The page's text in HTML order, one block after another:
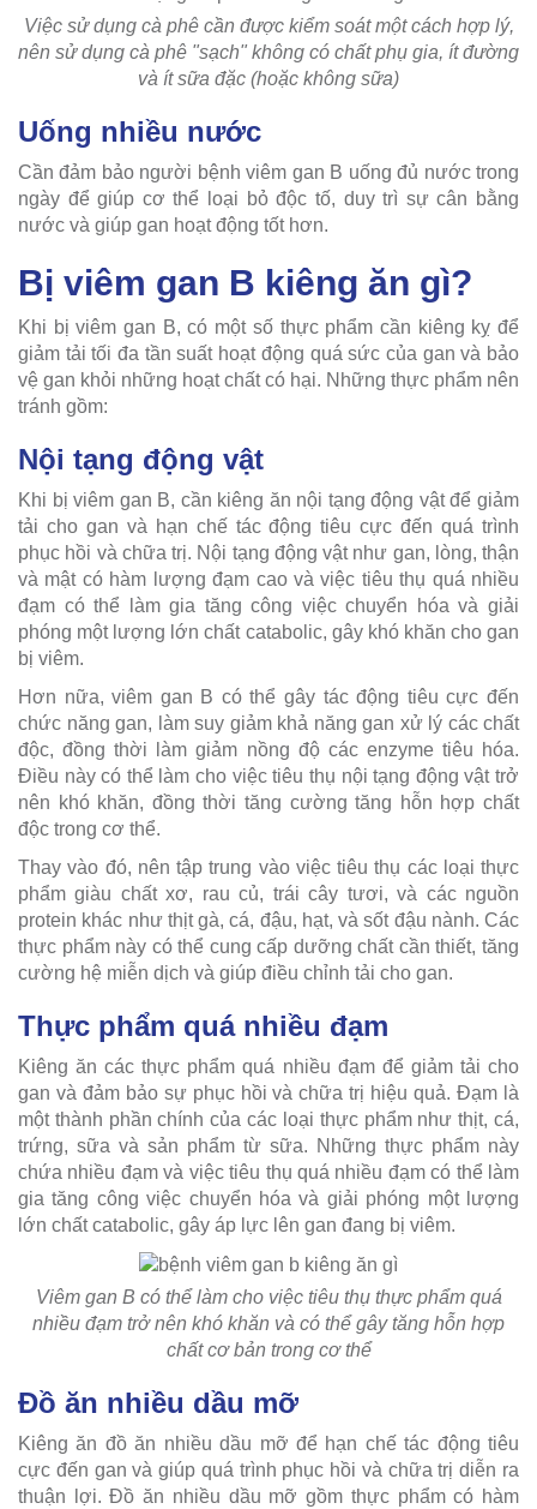
Việc sử dụng cà phê cần được kiểm soát một cách hợp lý,
nên sử dụng cà phê "sạch" không có chất phụ gia, ít đường
và ít sữa đặc (hoặc không sữa)
Uống nhiều nước
Cần đảm bảo người bệnh viêm gan B uống đủ nước trong
ngày để giúp cơ thể loại bỏ độc tố, duy trì sự cân bằng
nước và giúp gan hoạt động tốt hơn.
Bị viêm gan B kiêng ăn gì?
Khi bị viêm gan B, có một số thực phẩm cần kiêng kỵ để
giảm tải tối đa tần suất hoạt động quá sức của gan và bảo
vệ gan khỏi những hoạt chất có hại. Những thực phẩm nên
tránh gồm:
Nội tạng động vật
Khi bị viêm gan B, cần kiêng ăn nội tạng động vật để giảm
tải cho gan và hạn chế tác động tiêu cực đến quá trình
phục hồi và chữa trị. Nội tạng động vật như gan, lòng, thận
và mật có hàm lượng đạm cao và việc tiêu thụ quá nhiều
đạm có thể làm gia tăng công việc chuyển hóa và giải
phóng một lượng lớn chất catabolic, gây khó khăn cho gan
bị viêm.
Hơn nữa, viêm gan B có thể gây tác động tiêu cực đến
chức năng gan, làm suy giảm khả năng gan xử lý các chất
độc, đồng thời làm giảm nồng độ các enzyme tiêu hóa.
Điều này có thể làm cho việc tiêu thụ nội tạng động vật trở
nên khó khăn, đồng thời tăng cường tăng hỗn hợp chất
độc trong cơ thể.
Thay vào đó, nên tập trung vào việc tiêu thụ các loại thực
phẩm giàu chất xơ, rau củ, trái cây tươi, và các nguồn
protein khác như thịt gà, cá, đậu, hạt, và sốt đậu nành. Các
thực phẩm này có thể cung cấp dưỡng chất cần thiết, tăng
cường hệ miễn dịch và giúp điều chỉnh tải cho gan.
Thực phẩm quá nhiều đạm
Kiêng ăn các thực phẩm quá nhiều đạm để giảm tải cho
gan và đảm bảo sự phục hồi và chữa trị hiệu quả. Đạm là
một thành phần chính của các loại thực phẩm như thịt, cá,
trứng, sữa và sản phẩm từ sữa. Những thực phẩm này
chứa nhiều đạm và việc tiêu thụ quá nhiều đạm có thể làm
gia tăng công việc chuyển hóa và giải phóng một lượng
lớn chất catabolic, gây áp lực lên gan đang bị viêm.
Viêm gan B có thể làm cho việc tiêu thụ thực phẩm quá
nhiều đạm trở nên khó khăn và có thể gây tăng hỗn hợp
chất cơ bản trong cơ thể
Đồ ăn nhiều dầu mỡ
Kiêng ăn đồ ăn nhiều dầu mỡ để hạn chế tác động tiêu
cực đến gan và giúp quá trình phục hồi và chữa trị diễn ra
thuận lợi. Đồ ăn nhiều dầu mỡ gồm thực phẩm có hàm